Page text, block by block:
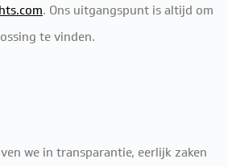
. Ons uitgangspunt is altijd om
te vinden.
we in transparantie, eerlijk zaken